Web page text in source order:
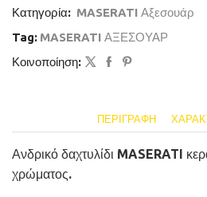
Κατηγορία: MASERATI Αξεσουάρ
Tag: MASERATI ΑΞΕΣΟΥΑΡ
Κοινοποίηση:
ΠΕΡΙΓΡΑΦΉ
Ανδρικό δαχτυλίδι MASERATI
χρώματος.